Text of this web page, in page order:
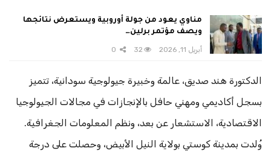
مناوي يعود من جولة أوروبية ويستعرض نتائجها
ويصف مؤتمر برلين…
أبريل 11, 2026 32
الدكتورة هند صديق، عالمة وخبيرة جيولوجية سودانية، تتميز
بسجل أكاديمي ومهني حافل بالإنجازات في مجالات الجيولوجيا
الاقتصادية، الاستشعار عن بعد، ونظم المعلومات الجغرافية.
وُلدت بمدينة كوستي بولاية النيل الأبيض، وحصلت على درجة